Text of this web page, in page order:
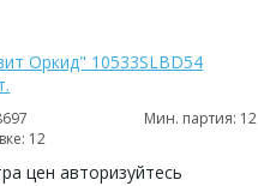
Оркид" 10533SLBD54
Мин. партия: 12
12
цен авторизуйтесь